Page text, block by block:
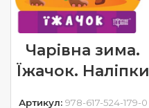
Чарівна зима.
Їжачок. Наліпки
Артикул: 978-617-524-179-0